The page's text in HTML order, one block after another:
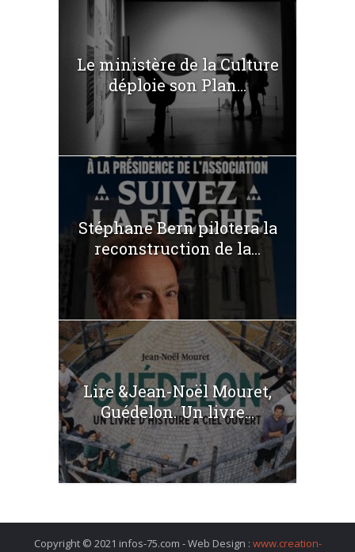
Le ministère de la Culture
déploie son Plan...
Stéphane Bern pilotera la
reconstruction de la...
Lire &Jean-Noël Mouret,
Guédelon. Un livre...
Copyright © 2021 infos-75.com - Web Design : www.creation-